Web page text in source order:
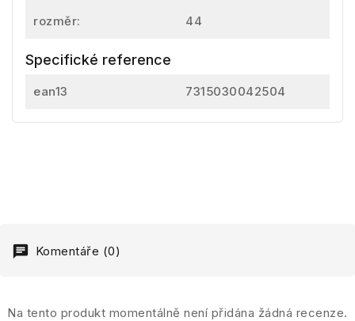
rozměr: 44
Specifické reference
ean13 7315030042504
Komentáře (0)
Na tento produkt momentálně není přidána žádná recenze.